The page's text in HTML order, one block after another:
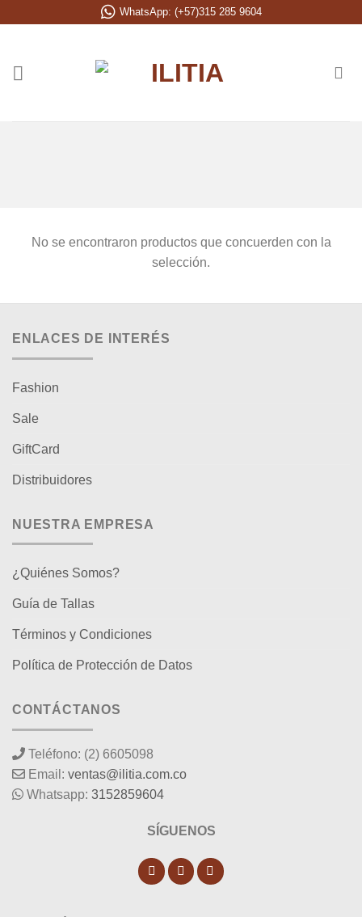
WhatsApp: (+57)315 285 9604
No se encontraron productos que concuerden con la
selección.
ENLACES DE INTERÉS
Fashion
Sale
GiftCard
Distribuidores
NUESTRA EMPRESA
¿Quiénes Somos?
Guía de Tallas
Términos y Condiciones
Política de Protección de Datos
CONTÁCTANOS
Teléfono: (2) 6605098
Email: ventas@ilitia.com.co
Whatsapp: 3152859604
SÍGUENOS